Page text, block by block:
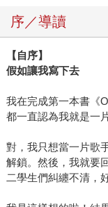
序／導讀
【自序】
假如讓我寫下去
我在完成第一本書《
都一直認為我就是一
對，我只想當一片歌
解鎖。然後，我就要
二學生們糾纏不清，